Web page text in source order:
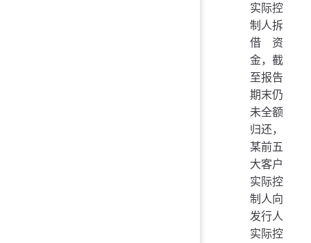
实际控
制人拆
借资
金，截
至报告
期末仍
未全额
归还，
某前五
大客户
实际控
制人向
发行人
实际控